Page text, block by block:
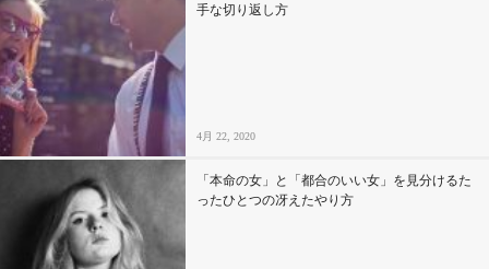
手な切り返し方
4月 22, 2020
「本命の女」と「都合のいい女」を見分けるた
ったひとつの冴えたやり方